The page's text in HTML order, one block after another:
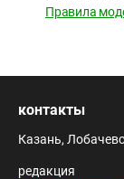
Правила
контакты
Казань,
редакция